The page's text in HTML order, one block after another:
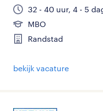
32 - 40 uur, 4 - 5
MBO
Randstad
bekijk vacature